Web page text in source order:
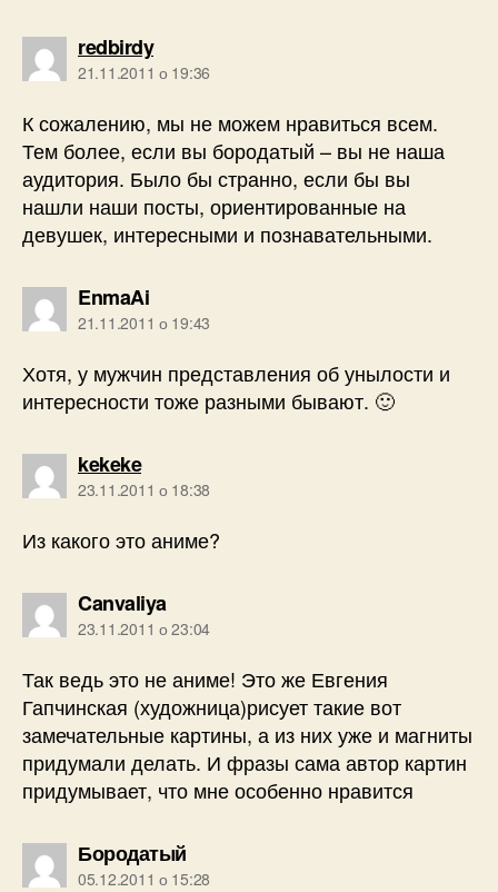
redbirdyговорить:
21.11.2011 о 19:36
К сожалению, мы не можем нравиться всем.
Тем более, если вы бородатый – вы не наша
аудитория. Было бы странно, если бы вы
нашли наши посты, ориентированные на
девушек, интересными и познавательными.
EnmaAiговорить:
21.11.2011 о 19:43
Хотя, у мужчин представления об унылости и
интересности тоже разными бывают. 🙂
kekekeговорить:
23.11.2011 о 18:38
Из какого это аниме?
Canvaliyaговорить:
23.11.2011 о 23:04
Так ведь это не аниме! Это же Евгения
Гапчинская (художница)рисует такие вот
замечательные картины, а из них уже и магниты
придумали делать. И фразы сама автор картин
придумывает, что мне особенно нравится
Бородатыйговорить:
05.12.2011 о 15:28